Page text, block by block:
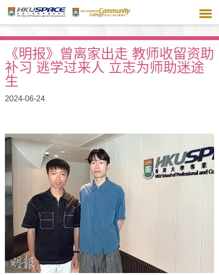
主
《明报》曾离家出走 教师收留资助
补习 逃学过来人 立志为师助迷途
生
2024-06-24